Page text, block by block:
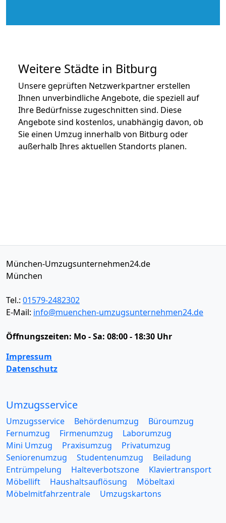
Weitere Städte in Bitburg
Unsere geprüften Netzwerkpartner erstellen
Ihnen unverbindliche Angebote, die speziell auf
Ihre Bedürfnisse zugeschnitten sind. Diese
Angebote sind kostenlos, unabhängig davon, ob
Sie einen Umzug innerhalb von Bitburg oder
außerhalb Ihres aktuellen Standorts planen.
München-Umzugsunternehmen24.de
München
Tel.: 01579-2482302
E-Mail: info@muenchen-umzugsunternehmen24.de
Öffnungszeiten: Mo - Sa: 08:00 - 18:30 Uhr
Impressum
Datenschutz
Umzugsservice
Umzugsservice Behördenumzug
Büroumzug
Fernumzug
Firmenumzug
Laborumzug
Mini Umzug
Praxisumzug
Privatumzug
Seniorenumzug
Studentenumzug
Beiladung
Entrümpelung
Halteverbotszone
Klaviertransport
Möbellift
Haushaltsauflösung
Möbeltaxi
Möbelmitfahrzentrale
Umzugskartons